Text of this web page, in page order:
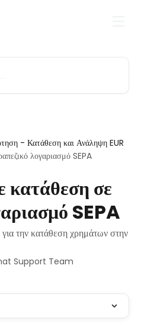
- Κατάθεση και Ανάληψη EUR
λογαριασμό SEPA
κατάθεση σε
SEPA
την κατάθεση χρημάτων στην
Support Team